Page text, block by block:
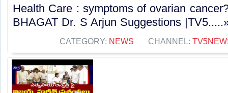
Health Care : symptoms of ovarian
BHAGAT Dr. S Arjun Suggestions
CATEGORY: NEWS CHANNEL: